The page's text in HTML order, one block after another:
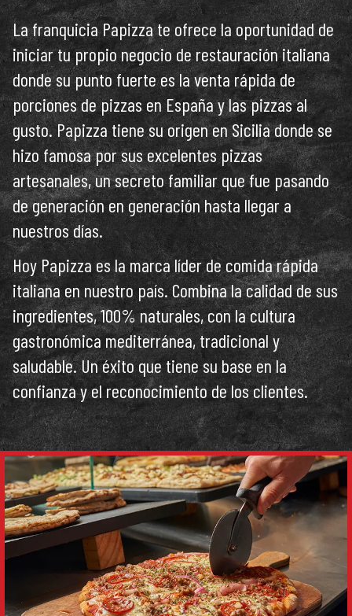
La franquicia Papizza te ofrece la oportunidad de
iniciar tu propio negocio de restauración italiana
donde su punto fuerte es la venta rápida de
porciones de pizzas en España y las pizzas al
gusto. Papizza tiene su origen en Sicilia donde se
hizo famosa por sus excelentes pizzas
artesanales, un secreto familiar que fue pasando
de generación en generación hasta llegar a
nuestros días.
Hoy Papizza es la marca líder de comida rápida
italiana en nuestro país. Combina la calidad de sus
ingredientes, 100% naturales, con la cultura
gastronómica mediterránea, tradicional y
saludable. Un éxito que tiene su base en la
confianza y el reconocimiento de los clientes.